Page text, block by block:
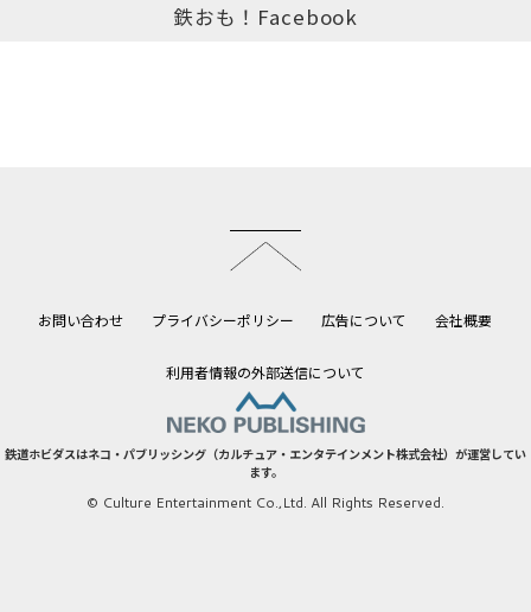
鉄おも！Facebook
お問い合わせ プライバシーポリシー 広告について 会社概要
利用者情報の外部送信について
鉄道ホビダスはネコ・パブリッシング（カルチュア・エンタテインメント株式会社）が運営してい
ます。
© Culture Entertainment Co.,Ltd. All Rights Reserved.